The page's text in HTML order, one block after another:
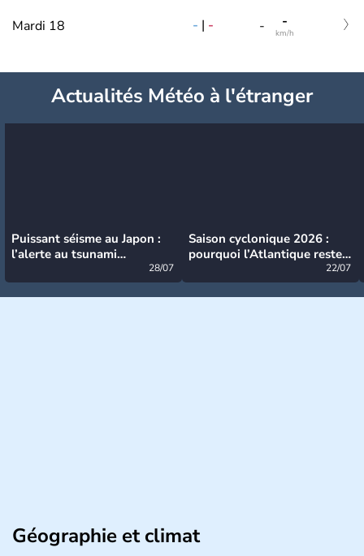
Mardi 18 - | - - -
km/h
Actualités Météo à l'étranger
Puissant séisme au Japon :
l’alerte au tsunami
28/07
Saison cyclonique 2026 :
pourquoi l’Atlantique reste
22/07
Géographie et climat